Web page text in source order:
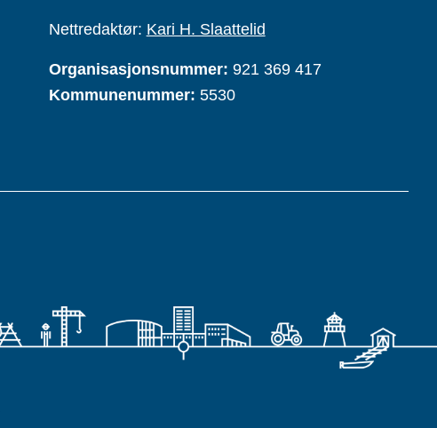
Nettredaktør: Kari H. Slaattelid
Organisasjonsnummer: 921 369 417
Kommunenummer: 5530